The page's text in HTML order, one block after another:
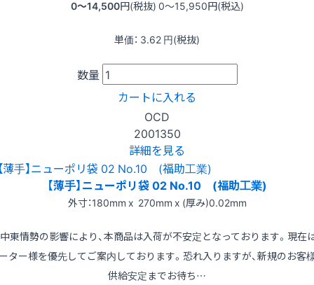
0〜14,500円(税抜) 0〜15,950円(税込)
単価： 3.62 円(税抜)
数量
カートに入れる
OCD
2001350
詳細を見る
【薄手】ニューポリ袋 02 No.10 (福助工業)
外寸：180mm x 270mm x (厚み)0.02mm
東情勢の影響により、本商品は入荷が不安定となっております。現在
ター様を優先してご案内しております。恐れ入りますが、新規のお客
供給安定までお待ち…